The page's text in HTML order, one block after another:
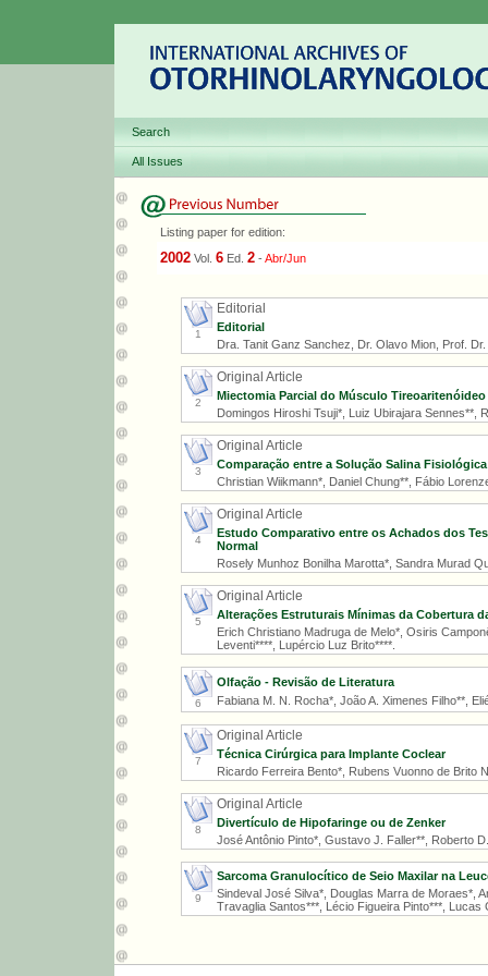
Search
All Issues
Listing paper for edition:
2002 Vol. 6 Ed. 2 -Abr/Jun
1
Editorial
Editorial
Dra. Tanit Ganz Sanchez, Dr. Olavo Mion, Prof.
2
Original Article
Miectomia Parcial do Músculo
Domingos Hiroshi Tsuji*, Luiz Ubirajara Sennes**,
3
Original Article
Comparação entre a Solução Salina
Christian Wiikmann*, Daniel Chung**, Fábio
4
Original Article
Estudo Comparativo entre os Achados dos
Normal
Rosely Munhoz Bonilha Marotta*, Sandra Murad
5
Original Article
Alterações Estruturais Mínimas da Cobertura
Erich Christiano Madruga de Melo*, Osiris
Leventi****, Lupércio Luz Brito****.
6
Olfação - Revisão de Literatura
Fabiana M. N. Rocha*, João A. Ximenes Filho**,
7
Original Article
Técnica Cirúrgica para Implante Coclear
Ricardo Ferreira Bento*, Rubens Vuonno de Brito
8
Original Article
Divertículo de Hipofaringe ou de Zenker
José Antônio Pinto*, Gustavo J. Faller**, Roberto
9
Sarcoma Granulocítico de Seio Maxilar na
Sindeval José Silva*, Douglas Marra de Moraes*,
Travaglia Santos***, Lécio Figueira Pinto***,